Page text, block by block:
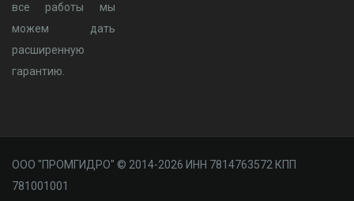
все работы мы
можем дать
расширенную
гарантию.
ООО "ПРОМГИДРО" © 2014-2026 ИНН 7814763572 КПП
781001001